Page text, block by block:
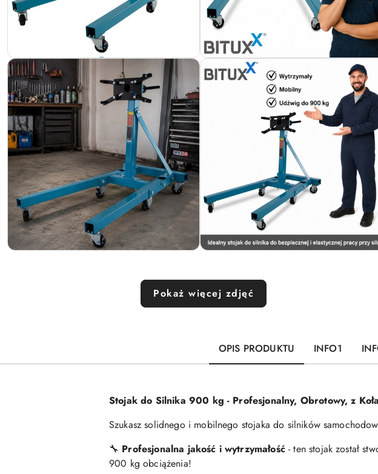
Pokaż więcej zdjęć
OPIS PRODUKTU INFO1
Stojak do Silnika 900 kg - Profesjonalny, Obrotowy, z
Szukasz solidnego i mobilnego stojaka do silników
🔧 Profesjonalna jakość i wytrzymałość- ten stojak został
900 kg obciążenia!